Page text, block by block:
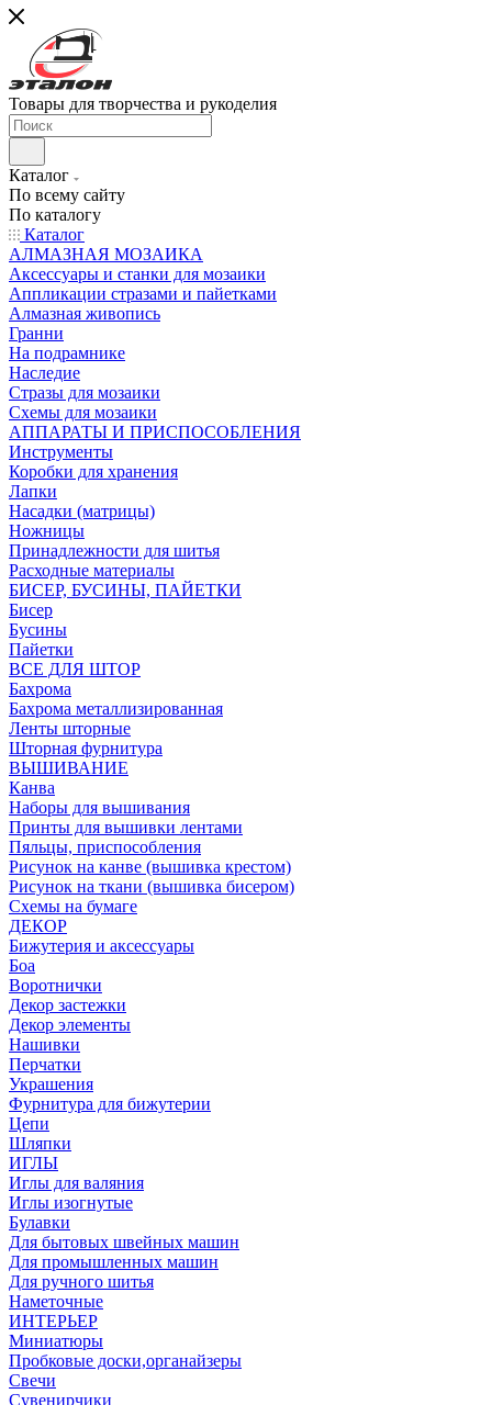
Товары для творчества и рукоделия
Каталог
По всему сайту
По каталогу
Каталог
АЛМАЗНАЯ МОЗАИКА
Аксессуары и станки для мозаики
Аппликации стразами и пайетками
Алмазная живопись
Гранни
На подрамнике
Наследие
Стразы для мозаики
Схемы для мозаики
АППАРАТЫ И ПРИСПОСОБЛЕНИЯ
Инструменты
Коробки для хранения
Лапки
Насадки (матрицы)
Ножницы
Принадлежности для шитья
Расходные материалы
БИСЕР, БУСИНЫ, ПАЙЕТКИ
Бисер
Бусины
Пайетки
ВСЕ ДЛЯ ШТОР
Бахрома
Бахрома металлизированная
Ленты шторные
Шторная фурнитура
ВЫШИВАНИЕ
Канва
Наборы для вышивания
Принты для вышивки лентами
Пяльцы, приспособления
Рисунок на канве (вышивка крестом)
Рисунок на ткани (вышивка бисером)
Схемы на бумаге
ДЕКОР
Бижутерия и аксессуары
Боа
Воротнички
Декор застежки
Декор элементы
Нашивки
Перчатки
Украшения
Фурнитура для бижутерии
Цепи
Шляпки
ИГЛЫ
Иглы для валяния
Иглы изогнутые
Булавки
Для бытовых швейных машин
Для промышленных машин
Для ручного шитья
Наметочные
ИНТЕРЬЕР
Миниатюры
Пробковые доски,органайзеры
Свечи
Сувенирчики